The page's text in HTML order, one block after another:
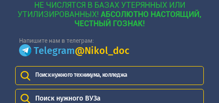
НЕ ЧИСЛЯТСЯ В БАЗАХ УТЕРЯННЫХ ИЛИ
УТИЛИЗИРОВАННЫХ! АБСОЛЮТНО НАСТОЯЩИЙ,
ЧЕСТНЫЙ ГОЗНАК!
Напишите нам в телеграм:
Telegram@Nikol_doc
Поиск нужного техникума, колледжа
Поиск нужного ВУЗа